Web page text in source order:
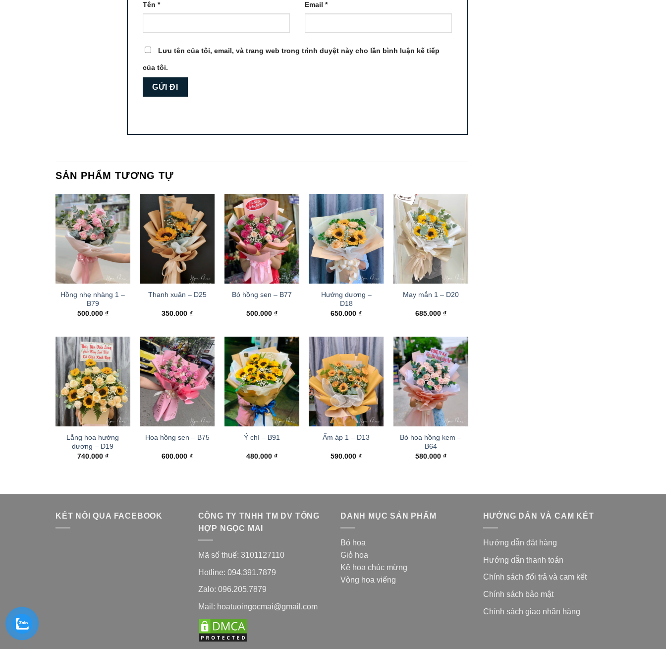
Tên * Email*
Lưu tên của tôi, email, và trang web trong trình duyệt này cho lần bình luận kế tiếp
của tôi.
SẢN PHẨM TƯƠNG TỰ
Hồng nhẹ nhàng 1 –
B79
500.000 ₫
Thanh xuân – D25
350.000₫
Bó hồng sen – B77
500.000 ₫
Hướng dương –
D18
650.000₫
May mắn 1 – D20
685.000 ₫
Lẵng hoa hướng
dương – D19
740.000 ₫
Hoa hồng sen – B75
600.000₫
Ý chí – B91
480.000 ₫
Ấm áp 1 – D13
590.000₫
Bó hoa hồng kem –
B64
580.000 ₫
KẾT NỐI QUA FACEBOOK
CÔNG TY TNHH TM DV TỔNG
HỢP NGỌC MAI
Mã số thuế: 3101127110
Hotline: 094.391.7879
Zalo: 096.205.7879
Mail: hoatuoingocmai@gmail.com
DANH MỤC SẢN PHẨM
Bó hoa
Giỏ hoa
Kệ hoa chúc mừng
Vòng hoa viếng
HƯỚNG DẨN VÀ CAM KẾT
Hướng dẫn đặt hàng
Hướng dẫn thanh toán
Chính sách đổi trả và cam kết
Chính sách bảo mật
Chính sách giao nhận hàng